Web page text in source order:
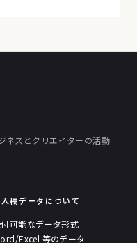
ネスとクリエイターの活動
稿データについて
可能なデータ形式
Excel 等のデータ